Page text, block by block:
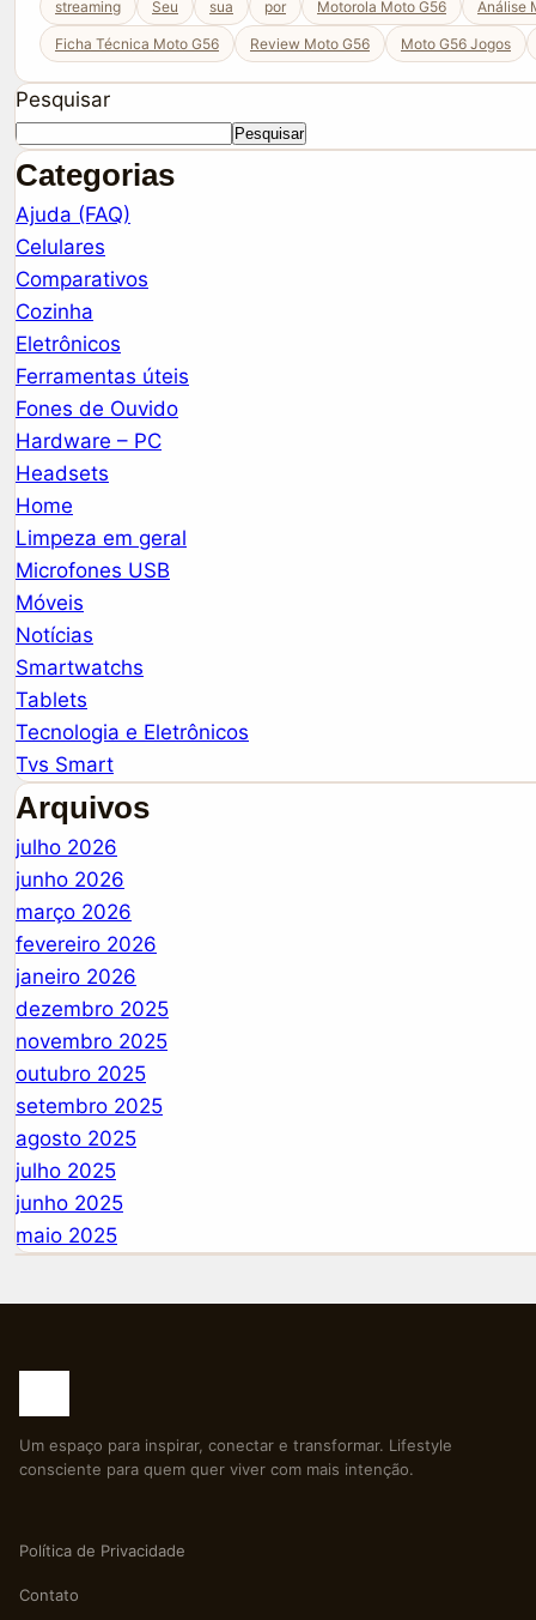
streaming Seu sua por Motorola Moto G56 Análise
Ficha Técnica Moto G56 Review Moto G56 Moto G56 Jogos
Pesquisar
Pesquisar
Categorias
Ajuda (FAQ)
Celulares
Comparativos
Cozinha
Eletrônicos
Ferramentas úteis
Fones de Ouvido
Hardware – PC
Headsets
Home
Limpeza em geral
Microfones USB
Móveis
Notícias
Smartwatchs
Tablets
Tecnologia e Eletrônicos
Tvs Smart
Arquivos
julho 2026
junho 2026
março 2026
fevereiro 2026
janeiro 2026
dezembro 2025
novembro 2025
outubro 2025
setembro 2025
agosto 2025
julho 2025
junho 2025
maio 2025
Um espaço para inspirar, conectar e transformar. Lifestyle
consciente para quem quer viver com mais intenção.
Política de Privacidade
Contato